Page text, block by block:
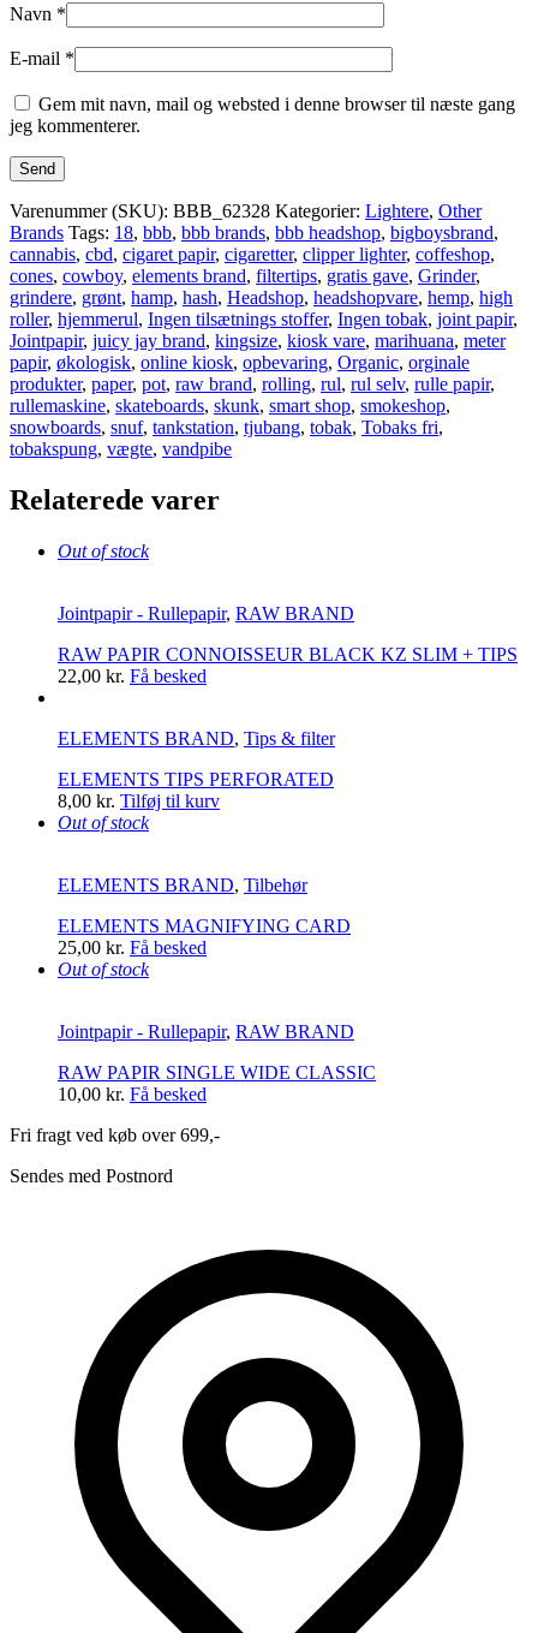
Navn *
E-mail *
Gem mit navn, mail og websted i denne browser til næste gang
jeg kommenterer.
Varenummer (SKU): BBB_62328 Kategorier: Lightere, Other
Brands Tags: 18, bbb, bbb brands, bbb headshop, bigboysbrand,
cannabis, cbd, cigaret papir, cigaretter, clipper lighter, coffeshop,
cones, cowboy, elements brand, filtertips, gratis gave, Grinder,
grindere, grønt, hamp, hash, Headshop, headshopvare, hemp, high
roller, hjemmerul, Ingen tilsætnings stoffer, Ingen tobak, joint papir,
Jointpapir, juicy jay brand, kingsize, kiosk vare, marihuana, meter
papir, økologisk, online kiosk, opbevaring, Organic, orginale
produkter, paper, pot, raw brand, rolling, rul, rul selv, rulle papir,
rullemaskine, skateboards, skunk, smart shop, smokeshop,
snowboards, snuf, tankstation, tjubang, tobak, Tobaks fri,
tobakspung, vægte, vandpibe
Relaterede varer
Out of stock
Jointpapir - Rullepapir, RAW BRAND
RAW PAPIR CONNOISSEUR BLACK KZ SLIM + TIPS
22,00 kr. Få besked
ELEMENTS BRAND, Tips & filter
ELEMENTS TIPS PERFORATED
8,00 kr. Tilføj til kurv
Out of stock
ELEMENTS BRAND, Tilbehør
ELEMENTS MAGNIFYING CARD
25,00 kr. Få besked
Out of stock
Jointpapir - Rullepapir, RAW BRAND
RAW PAPIR SINGLE WIDE CLASSIC
10,00 kr. Få besked
Fri fragt ved køb over 699,-
Sendes med Postnord